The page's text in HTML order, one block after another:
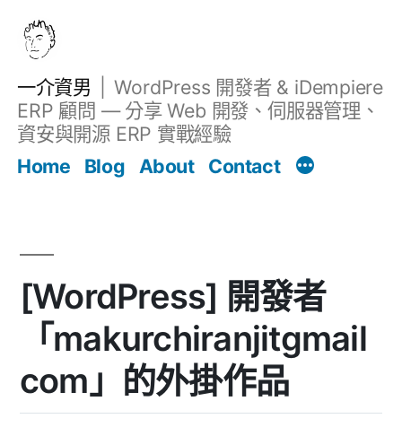
一介資男
WordPress 開發者 & iDempiere
ERP 顧問 — 分享 Web 開發、伺服器管理、
資安與開源 ERP 實戰經驗
Home
Blog About Contact
[WordPress] 開發者
「makurchiranjitgmail
com」的外掛作品
文章